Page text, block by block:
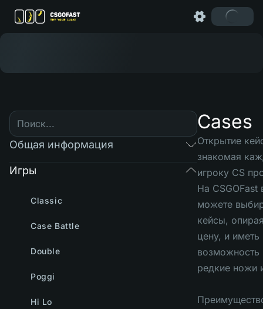
Общая информация
Игры
Classic
Case Battle
Double
Poggi
Hi Lo
Cases
Открытие
знакомая
игроку CS
На CSGOFast
можете
кейсы,
цену, и иметь
возможность
редкие ножи